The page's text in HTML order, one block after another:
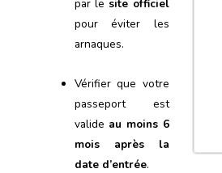
par le site officiel
pour éviter les
arnaques.
Vérifier que votre
passeport est
valide au moins 6
mois après la
date d’entrée.